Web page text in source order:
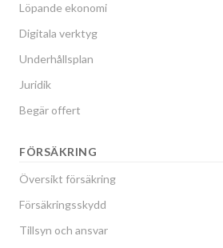
Löpande ekonomi
Digitala verktyg
Underhållsplan
Juridik
Begär offert
FÖRSÄKRING
Översikt försäkring
Försäkringsskydd
Tillsyn och ansvar